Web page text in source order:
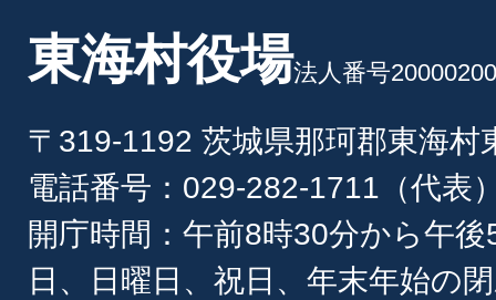
東海村役場法人番号
〒319-1192 茨城県那珂郡東海村
電話番号：029-282-1711（代表
開庁時間：午前8時30分から午
日、日曜日、祝日、年末年始の